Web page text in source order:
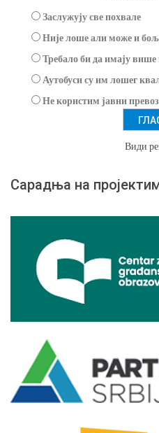
Заслужују све похвале
Није лоше али може и
Требало би да имају више
Аутобуси су им лошег
Не користим јавни превоз
Види
Сарадња на